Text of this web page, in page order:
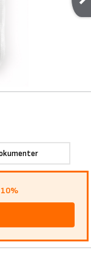
10%